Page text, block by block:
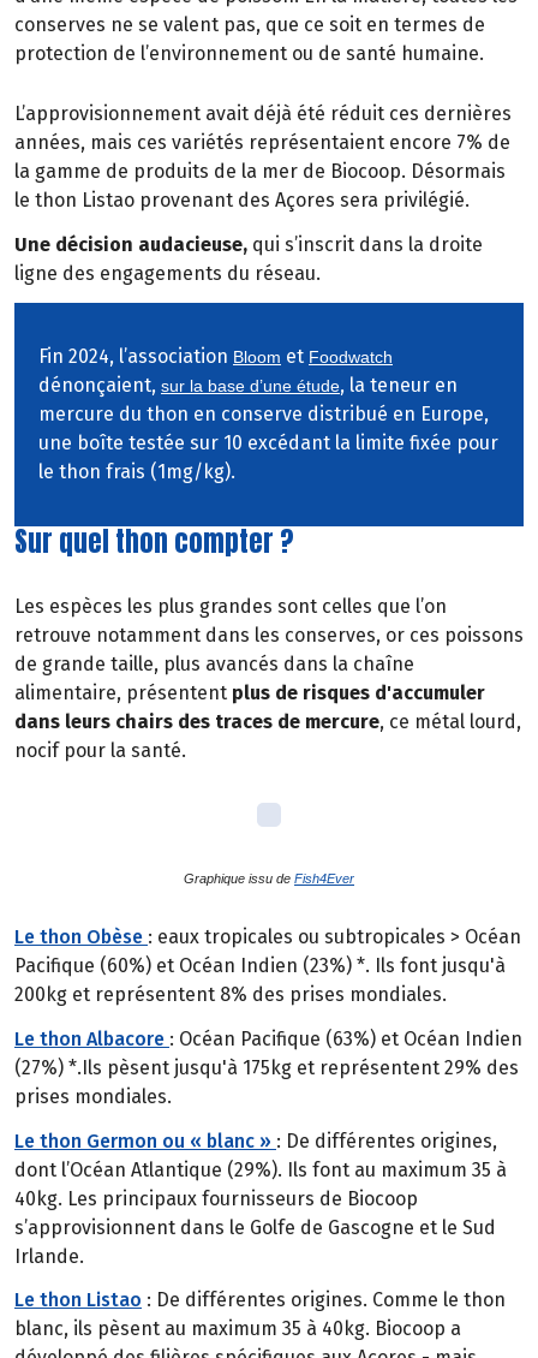
conserves ne se valent pas, que ce soit en termes de
protection de l’environnement ou de santé humaine.
L’approvisionnement avait déjà été réduit ces dernières
années, mais ces variétés représentaient encore 7% de
la gamme de produits de la mer de Biocoop. Désormais
le thon Listao provenant des Açores sera privilégié.
Une décision audacieuse, qui s’inscrit dans la droite
ligne des engagements du réseau.
Fin 2024, l’association Bloom et Foodwatch
dénonçaient, sur la base d’une étude, la teneur en
mercure du thon en conserve distribué en Europe,
une boîte testée sur 10 excédant la limite fixée pour
le thon frais (1mg/kg).
Sur quel thon compter ?
Les espèces les plus grandes sont celles que l’on
retrouve notamment dans les conserves, or ces poissons
de grande taille, plus avancés dans la chaîne
alimentaire, présentent plus de risques d'accumuler
dans leurs chairs des traces de mercure, ce métal lourd,
nocif pour la santé.
Graphique issu de Fish4Ever
Le thon Obèse : eaux tropicales ou subtropicales > Océan
Pacifique (60%) et Océan Indien (23%) *. Ils font jusqu'à
200kg et représentent 8% des prises mondiales.
Le thon Albacore : Océan Pacifique (63%) et Océan Indien
(27%) *.Ils pèsent jusqu'à 175kg et représentent 29% des
prises mondiales.
Le thon Germon ou « blanc » : De différentes origines,
dont l’Océan Atlantique (29%). Ils font au maximum 35 à
40kg. Les principaux fournisseurs de Biocoop
s’approvisionnent dans le Golfe de Gascogne et le Sud
Irlande.
Le thon Listao : De différentes origines. Comme le thon
blanc, ils pèsent au maximum 35 à 40kg. Biocoop a